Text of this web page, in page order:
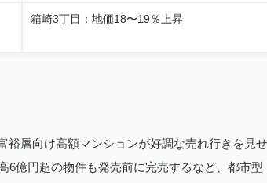
箱崎3丁目：地価18〜19％上昇
裕層向け高額マンションが好調な売れ行きを見せ
6億円超の物件も発売前に完売するなど、都市型